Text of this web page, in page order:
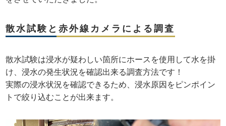
散水試験と赤外線カメラによる調査
散水試験は浸水が疑わしい箇所にホースを使用して水を掛
け、浸水の発生状況を確認出来る調査方法です！
実際の浸水状況を確認できるため、浸水原因をピンポイン
トで絞り込むことが出来ます。